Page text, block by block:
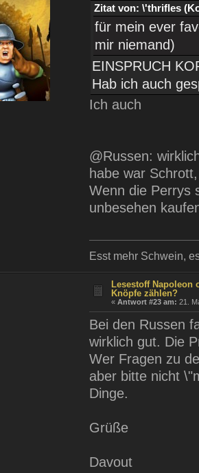
Zitat von: \'thrifles
für mein ever
mir niemand)
EINSPRUCH
Hab ich auch
Ich auch
@Russen:
habe war
Wenn die Perrys
unbesehen
Esst mehr Schwein,
Lesestoff Napoleon
Knöpfe zählen?
«Antwort #23 am: 21.
Bei den Russen
wirklich gut. Die
Wer Fragen zu
aber bitte nicht
Dinge.
Grüße
Davout